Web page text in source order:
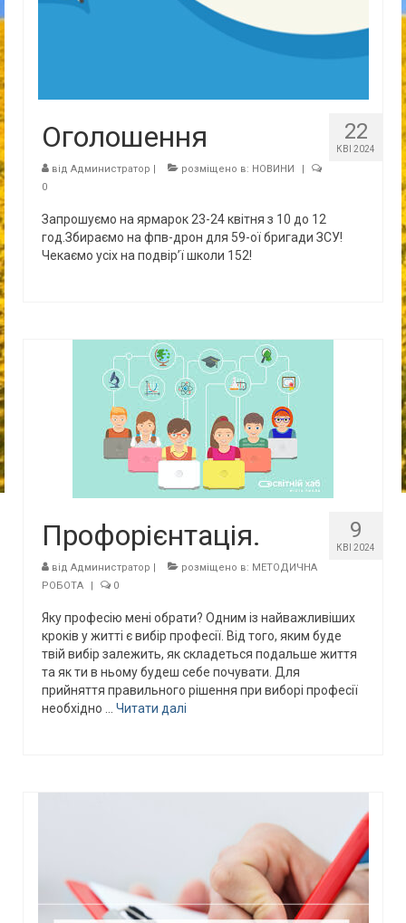
22
КВІ 2024
Оголошення
від Администратор | розміщено в: НОВИНИ
|
0
Запрошуємо на ярмарок 23-24 квітня з 10 до 12
год.Збираємо на фпв-дрон для 59-ої бригади ЗСУ!
Чекаємо усіх на подвір’ї школи 152!
9
КВІ 2024
Профорієнтація.
від Администратор | розміщено в: МЕТОДИЧНА
РОБОТА
| 0
Яку професію мені обрати? Одним із найважливіших
кроків у житті є вибір професії. Від того, яким буде
твій вибір залежить, як складеться подальше життя
та як ти в ньому будеш себе почувати. Для
прийняття правильного рішення при виборі професії
необхідно … Читати далі